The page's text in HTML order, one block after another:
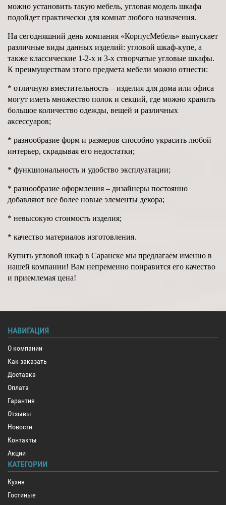
можно установить такую мебель, угловая модель шкафа
подойдет практически для комнат любого назначения.
На сегодняшний день компания «КорпусМебель» выпускает
различные виды данных изделий: угловой шкаф-купе, а
также классические 1-2-х и 3-х створчатые угловые шкафы.
К преимуществам этого предмета мебели можно отнести:
* отличную вместительность – изделия для дома или офиса
могут иметь множество полок и секций, где можно хранить
большое количество одежды, вещей и различных
аксессуаров;
* разнообразие форм и размеров способно украсить любой
интерьер, скрадывая его недостатки;
* функциональность и удобство эксплуатации;
* разнообразие оформления – дизайнеры постоянно
добавляют все более новые элементы декора;
* невысокую стоимость изделия;
* качество материалов изготовления.
Купить угловой шкаф в Саранске мы предлагаем именно в
нашей компании! Вам непременно понравится его качество
и приемлемая цена!
НАВИГАЦИЯ
О компании
Как заказать
Доставка
Оплата
Гарантия
Отзывы
Новости
Контакты
Акции
КАТЕГОРИИ
Кухня
Гостиные